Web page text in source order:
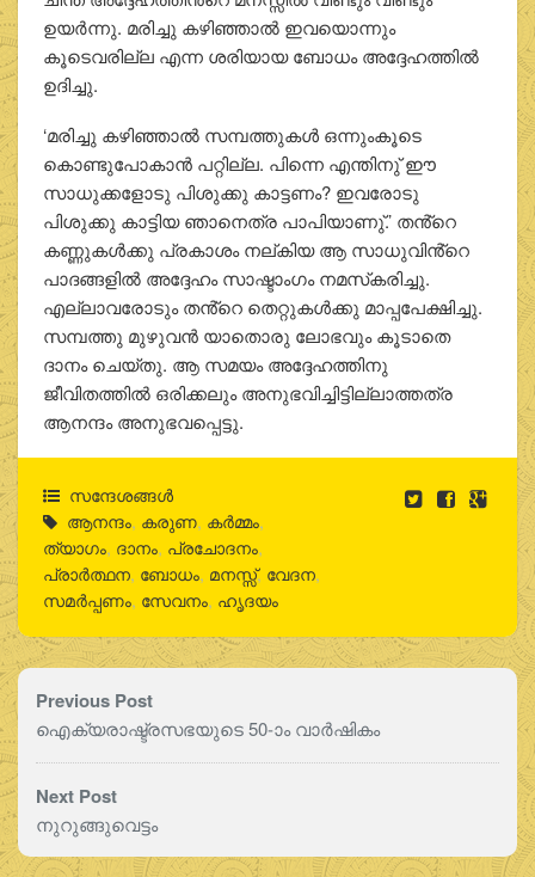
ഉയര്‍ന്നു. മരിച്ചു കഴിഞ്ഞാല്‍ ഇവയൊന്നും
കൂടെവരില്ല എന്ന ശരിയായ ബോധം അദ്ദേഹത്തില്‍
ഉദിച്ചു.
‘മരിച്ചു കഴിഞ്ഞാല്‍ സമ്പത്തുകള്‍ ഒന്നുംകൂടെ
കൊണ്ടുപോകാന്‍ പറ്റില്ല. പിന്നെ എന്തിനു് ഈ
സാധുക്കളോടു പിശുക്കു കാട്ടണം? ഇവരോടു
പിശുക്കു കാട്ടിയ ഞാനെത്ര പാപിയാണു്.’ തൻ്റെ
കണ്ണുകള്‍ക്കു പ്രകാശം നല്കിയ ആ സാധുവിൻ്റെ
പാദങ്ങളില്‍ അദ്ദേഹം സാഷ്ടാംഗം നമസ്‌കരിച്ചു.
എല്ലാവരോടും തൻ്റെ തെറ്റുകള്‍ക്കു മാപ്പപേക്ഷിച്ചു.
സമ്പത്തു മുഴുവന്‍ യാതൊരു ലോഭവും കൂടാതെ
ദാനം ചെയ്തു. ആ സമയം അദ്ദേഹത്തിനു
ജീവിതത്തില്‍ ഒരിക്കലും അനുഭവിച്ചിട്ടില്ലാത്തത്ര
ആനന്ദം അനുഭവപ്പെട്ടു.
സന്ദേശങ്ങൾ
ആനന്ദം, കരുണ, കർമ്മം,
ത്യാഗം, ദാനം, പ്രചോദനം,
പ്രാർത്ഥന, ബോധം, മനസ്സ്, വേദന,
സമർപ്പണം, സേവനം, ഹൃദയം
Previous Post
ഐക്യരാഷ്ട്രസഭയുടെ 50-ാം വാര്‍ഷികം
Next Post
നുറുങ്ങുവെട്ടം